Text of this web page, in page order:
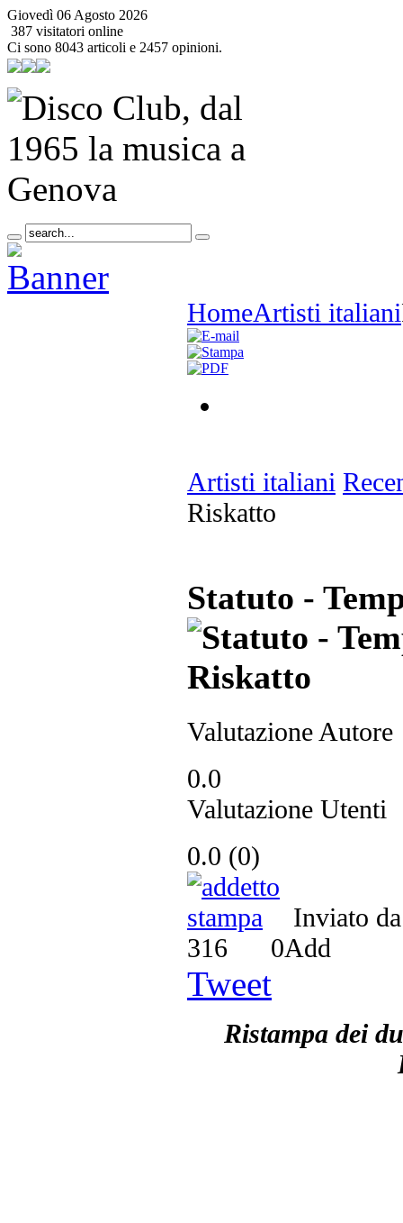
Giovedì 06 Agosto 2026
387 visitatori online
Ci sono 8043 articoli e 2457 opinioni.
HomeArtisti italiani
Artisti italiani
Riskatto
Statuto -
Valutazione Autore
0.0
Valutazione Utenti
0.0 (0)
Inviato
316
0Add
Tweet
Ristampa dei